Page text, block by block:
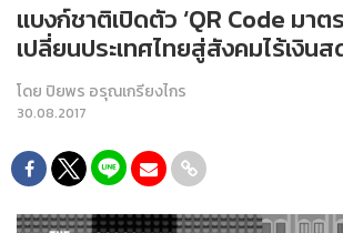
แบงก์ชาติเปิดตัว ‘QR Code มาต
เปลี่ยนประเทศไทยสู่สังคมไร้เงินส
โดย ปิยพร อรุณเกรียงไกร
30.08.2017